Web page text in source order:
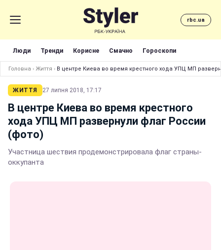
rbc.ua
Люди Тренди Корисне Смачно Гороскопи
Головна › Життя › В центре Киева во время крестного хода УПЦ МП
ЖИТТЯ 27 липня 2018, 17:17
В центре Киева во время крестного
хода УПЦ МП развернули флаг России
(фото)
Участница шествия продемонстрировала флаг страны-
оккупанта